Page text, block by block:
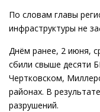
По словам главы
инфраструктуры не
Днём ранее, 2 июня,
сбили свыше десяти
Чертковском,
районах. В
разрушений.